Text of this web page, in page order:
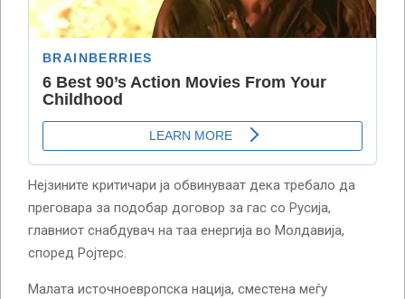
Нејзините критичари ја обвинуваат дека требало да
преговара за подобар договор за гас со Русија,
главниот снабдувач на таа енергија во Молдавија,
според Ројтерс.
Малата источноевропска нација, сместена меѓу